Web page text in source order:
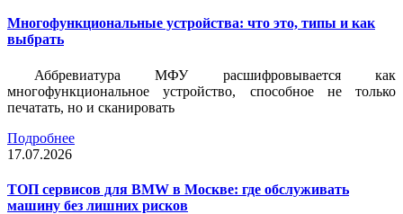
Многофункциональные устройства: что это, типы и как
выбрать
Аббревиатура МФУ расшифровывается как
многофункциональное устройство, способное не только
печатать, но и сканировать
Подробнее
17.07.2026
ТОП сервисов для BMW в Москве: где обслуживать
машину без лишних рисков